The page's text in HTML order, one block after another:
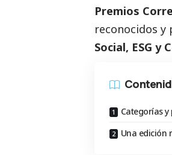
Premios
reconocidos y
Social, ESG y
Categorías
Una edición